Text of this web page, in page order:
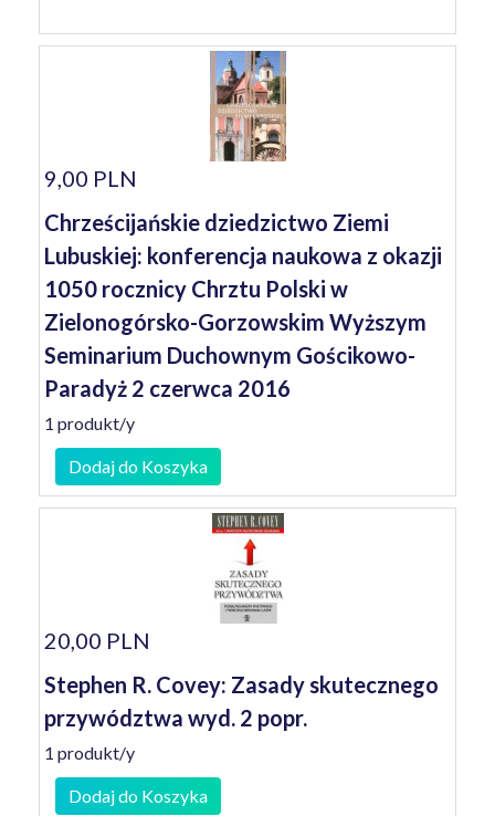
9,00 PLN
Chrześcijańskie dziedzictwo Ziemi
Lubuskiej: konferencja naukowa z okazji
1050 rocznicy Chrztu Polski w
Zielonogórsko-Gorzowskim Wyższym
Seminarium Duchownym Gościkowo-
Paradyż 2 czerwca 2016
1 produkt/y
Dodaj do Koszyka
20,00 PLN
Stephen R. Covey: Zasady skutecznego
przywództwa wyd. 2 popr.
1 produkt/y
Dodaj do Koszyka